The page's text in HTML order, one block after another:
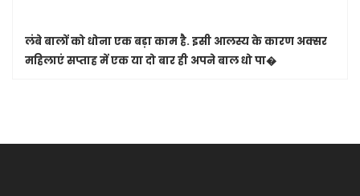
लंबे बालों को धोना एक बड़ा काम है. इसी आलस्य के कारण अक्सर
महिलाएं सप्ताह में एक या दो बार ही अपने बाल धो पा�